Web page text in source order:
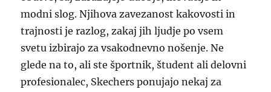
modni slog. Njihova zavezanost kakovosti in
trajnosti je razlog, zakaj jih ljudje po vsem
svetu izbirajo za vsakodnevno nošenje. Ne
glede na to, ali ste športnik, študent ali delovni
profesionalec, Skechers ponujajo nekaj za